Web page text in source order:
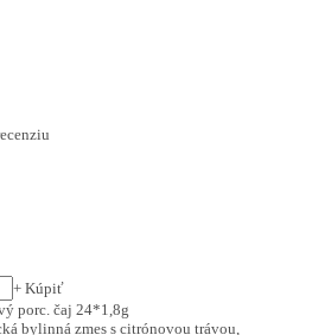
+ Kúpiť
porc. čaj 24*1,8g
bylinná zmes s citrónovou trávou,